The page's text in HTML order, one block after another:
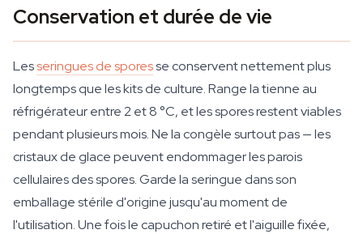
Conservation et durée de vie
Lesseringues de sporesse conservent nettement plus
longtemps que les kits de culture. Range la tienne au
réfrigérateur entre 2 et 8 °C, et les spores restent viables
pendant plusieurs mois. Ne la congèle surtout pas — les
cristaux de glace peuvent endommager les parois
cellulaires des spores. Garde la seringue dans son
emballage stérile d'origine jusqu'au moment de
l'utilisation. Une fois le capuchon retiré et l'aiguille fixée,